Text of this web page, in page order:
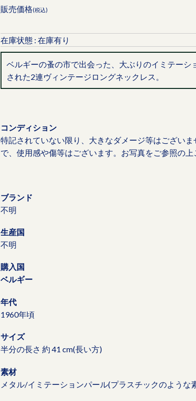
販売価格(税込)
在庫状態 : 在庫有り
ベルギーの蚤の市で出会った、大ぶりのイミテー
された2連ヴィンテージロングネックレス。
コンディション
特記されていない限り、大きなダメージ等はござい
で、使用感や傷等はございます。お写真をご参照の
ブランド
不明
生産国
不明
購入国
ベルギー
年代
1960年頃
サイズ
半分の長さ 約 41 cm(長い方)
素材
メタル/イミテーションパール(プラスチックのような